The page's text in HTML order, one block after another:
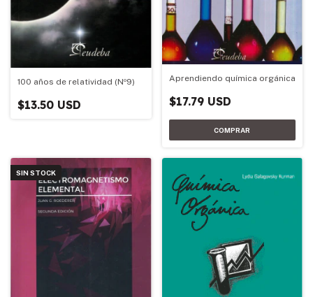
100 años de relatividad (Nº9)
$13.50 USD
Aprendiendo química orgánica
$17.79 USD
SIN STOCK